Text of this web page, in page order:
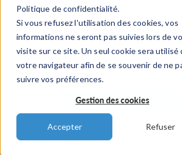
Politique de confidentialité.
Si vous refusez l'utilisation des cookies, vos
informations ne seront pas suivies lors de
visite sur ce site. Un seul cookie sera utilisé
votre navigateur afin de se souvenir de ne
suivre vos préférences.
Gestion des cookies
Accepter Refuser
Trier par Discipline
Filtrer par produit
Filtrer